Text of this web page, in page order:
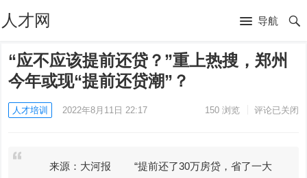
人才网 导航
“应不应该提前还贷？”重上热搜，郑州
今年或现“提前还贷潮”？
人才培训 2022年8月11日 22:17 150浏览 评论已关闭
来源：大河报 “提前还了30万房贷，省了一大